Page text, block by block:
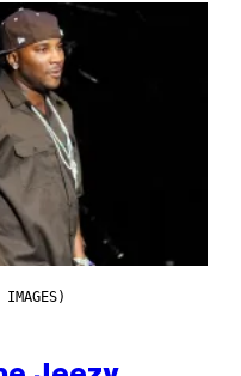
IMAGES)